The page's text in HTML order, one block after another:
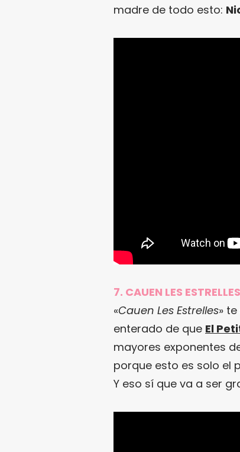
madre de todo esto:
7. CAUEN LES
«Cauen Les Estrelles»
enterado de que El
mayores exponentes
porque esto es solo el
Y eso sí que va a ser